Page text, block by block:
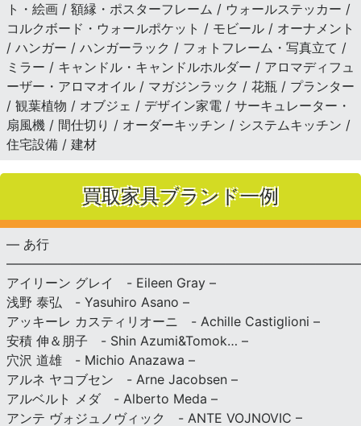
ト・絵画 / 額縁・ポスターフレーム / ウォールステッカー /
コルクボード・ウォールポケット / モビール / オーナメント
/ ハンガー / ハンガーラック / フォトフレーム・写真立て /
ミラー / キャンドル・キャンドルホルダー / アロマディフュ
ーザー・アロマオイル / マガジンラック / 花瓶 / プランター
/ 観葉植物 / オブジェ / デザイン家電 / サーキュレーター・
扇風機 / 間仕切り / オーダーキッチン / システムキッチン /
住宅設備 / 建材
買取家具ブランド一例
— あ行
アイリーン グレイ - Eileen Gray –
浅野 泰弘 - Yasuhiro Asano –
アッキーレ カスティリオーニ - Achille Castiglioni –
安積 伸＆朋子 - Shin Azumi&Tomok… –
穴沢 道雄 - Michio Anazawa –
アルネ ヤコブセン - Arne Jacobsen –
アルベルト メダ - Alberto Meda –
アンテ ヴォジュノヴィック - ANTE VOJNOVIC –